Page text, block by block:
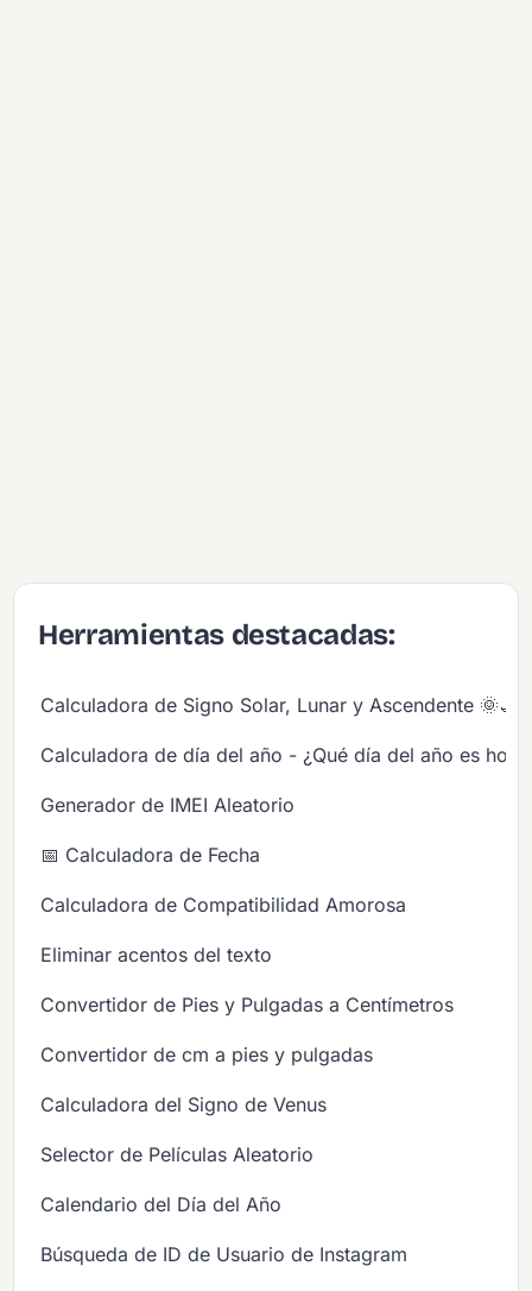
Herramientas destacadas:
Calculadora de Signo Solar, Lunar y Ascendente
Calculadora de día del año - ¿Qué día del año es hoy?
Generador de IMEI Aleatorio
📅 Calculadora de Fecha
Calculadora de Compatibilidad Amorosa
Eliminar acentos del texto
Convertidor de Pies y Pulgadas a Centímetros
Convertidor de cm a pies y pulgadas
Calculadora del Signo de Venus
Selector de Películas Aleatorio
Calendario del Día del Año
Búsqueda de ID de Usuario de Instagram